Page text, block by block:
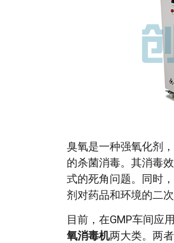
臭氧是一种强氧化剂
的杀菌消毒。其消毒
式的死角问题。同时
剂对药品和环境的二次
目前，在GMP车间应
氧消毒机两大类。两